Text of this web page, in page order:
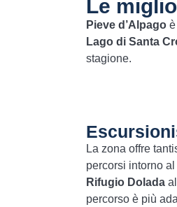
Le
Pieve d’Alpagoè
Lago di Santa
stagione.
La zona offre
percorsi intorno al
Rifugio Dolada
percorso è più